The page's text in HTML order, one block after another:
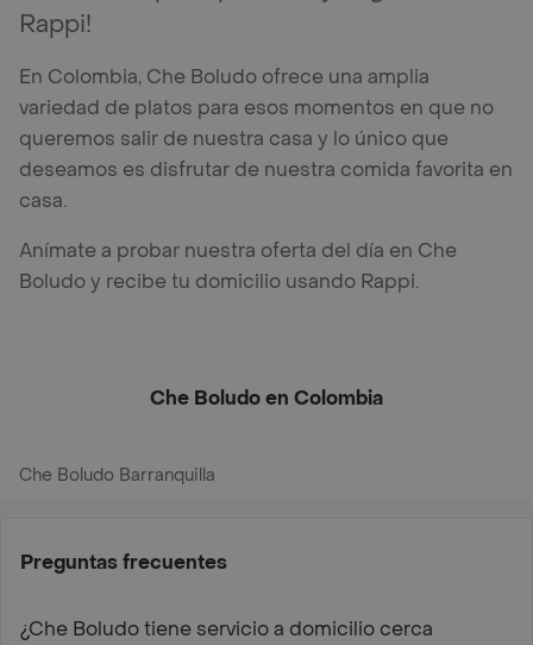
Rappi!
En Colombia, Che Boludo ofrece una amplia
variedad de platos para esos momentos en que no
queremos salir de nuestra casa y lo único que
deseamos es disfrutar de nuestra comida favorita en
casa.
Anímate a probar nuestra oferta del día en Che
Boludo y recibe tu domicilio usando Rappi.
Che Boludo en Colombia
Che Boludo Barranquilla
Preguntas frecuentes
¿Che Boludo tiene servicio a domicilio cerca